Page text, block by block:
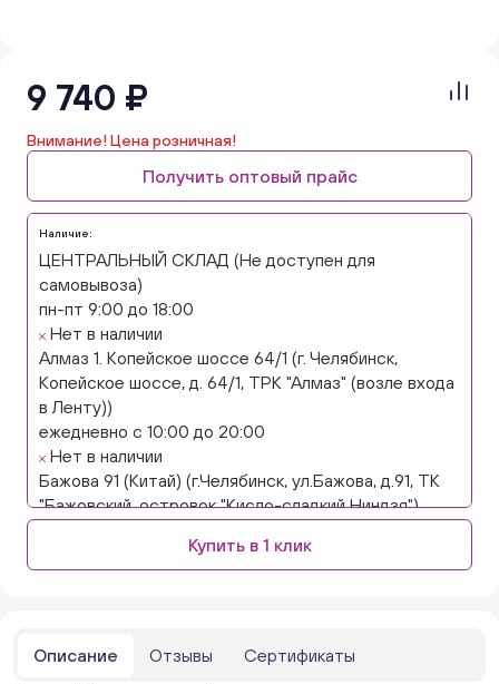
9 740 ₽
Внимание! Цена розничная!
Получить оптовый прайс
Наличие:
ЦЕНТРАЛЬНЫЙ СКЛАД (Не доступен для
самовывоза)
пн-пт 9:00 до 18:00
Нет в наличии
Алмаз 1. Копейское шоссе 64/1 (г. Челябинск,
Копейское шоссе, д. 64/1, ТРК "Алмаз" (возле входа
в Ленту))
ежедневно с 10:00 до 20:00
Нет в наличии
Бажова 91 (Китай) (г.Челябинск, ул.Бажова, д.91, ТК
"Бажовский, островок "Кисло-сладкий Ниндзя")
Нет в наличии
Купить в 1 клик
Описание Отзывы
Сертификаты